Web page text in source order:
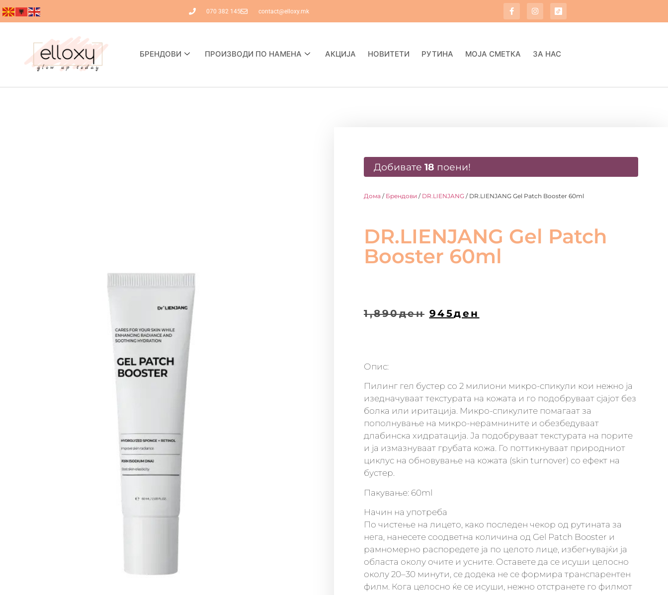
070 382 145 contact@elloxy.mk
БРЕНДОВИ ПРОИЗВОДИ ПО НАМЕНА АКЦИЈА НОВИТЕТИ РУТИНА МОЈА СМЕТКА ЗА НАС
Добивате 18 поени!
Дома / Брендови / DR.LIENJANG / DR.LIENJANG Gel Patch Booster 60ml
DR.LIENJANG Gel Patch
Booster 60ml
1,890ден 945ден
Опис:
Пилинг гел бустер со 2 милиони микро-спикули кои нежно ја
изедначуваат текстурата на кожата и го подобруваат сјајот без
болка или иритација. Микро-спикулите помагаат за
пополнување на микро-нерамнините и обезбедуваат
длабинска хидратација. Ја подобруваат текстурата на порите
и ја измазнуваат грубата кожа. Го поттикнуваат природниот
циклус на обновување на кожата (skin turnover) со ефект на
бустер.
Пакување: 60ml
Начин на употреба
По чистење на лицето, како последен чекор од рутината за
нега, нанесете соодветна количина од Gel Patch Booster и
рамномерно распоредете ја по целото лице, избегнувајќи ја
областа околу очите и усните. Оставете да се исуши целосно
околу 20–30 минути, сe додека не се формира транспарентен
филм. Кога целосно ќе се исуши, нежно отстранете го филмот